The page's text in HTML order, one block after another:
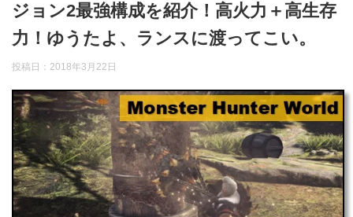
ジョン2最強構成を紹介！高火力＋高生存
力！ゆうたよ、ランスに渡ってこい。
投稿日：2018年3月22日